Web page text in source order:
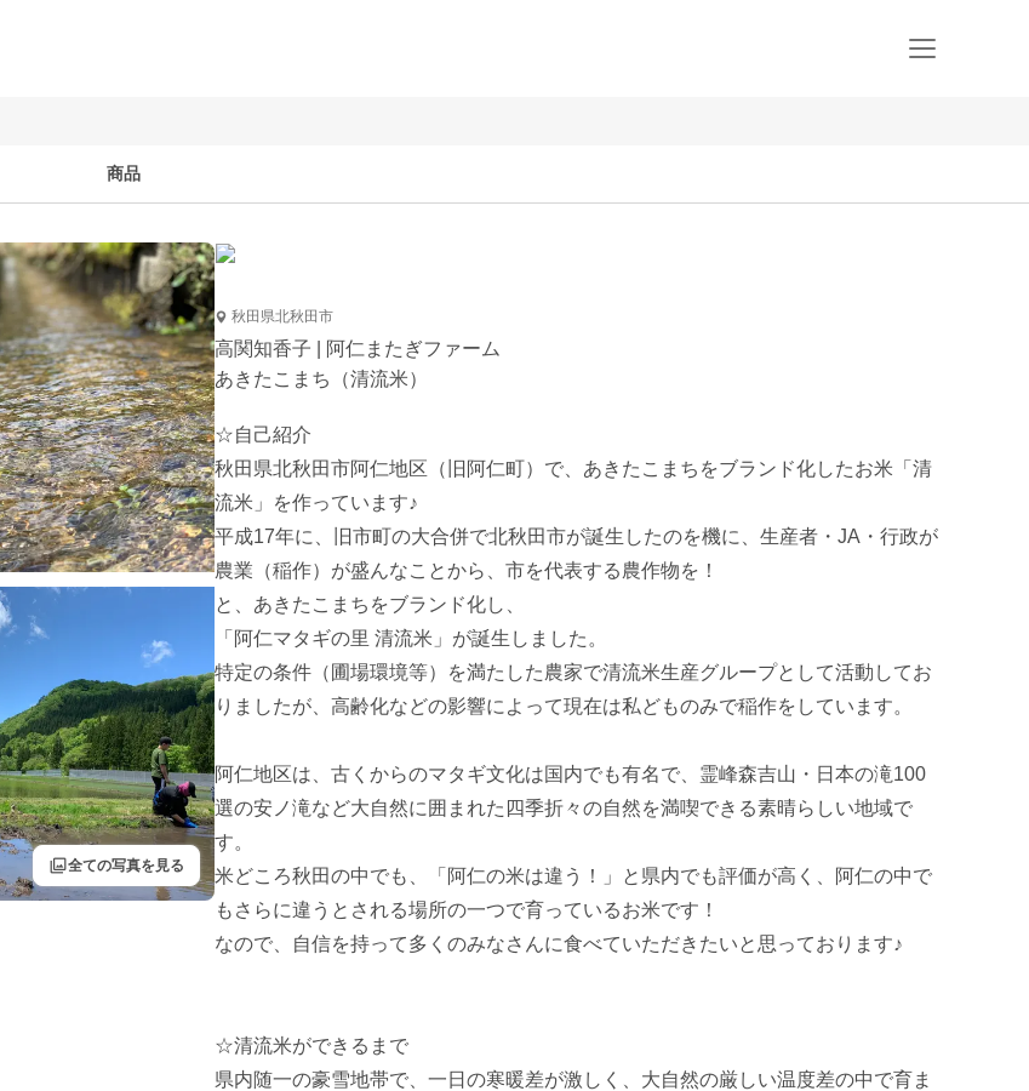
商品
filter全ての写真を見る
秋田県北秋田市
高関知香子 | 阿仁またぎファーム
あきたこまち（清流米）
☆自己紹介
秋田県北秋田市阿仁地区（旧阿仁町）で、あきたこまちをブランド化したお米「清
流米」を作っています♪
平成17年に、旧市町の大合併で北秋田市が誕生したのを機に、生産者・JA・行政が
農業（稲作）が盛んなことから、市を代表する農作物を！
と、あきたこまちをブランド化し、
「阿仁マタギの里 清流米」が誕生しました。
特定の条件（圃場環境等）を満たした農家で清流米生産グループとして活動してお
りましたが、高齢化などの影響によって現在は私どものみで稲作をしています。
阿仁地区は、古くからのマタギ文化は国内でも有名で、霊峰森吉山・日本の滝100
選の安ノ滝など大自然に囲まれた四季折々の自然を満喫できる素晴らしい地域で
す。
米どころ秋田の中でも、「阿仁の米は違う！」と県内でも評価が高く、阿仁の中で
もさらに違うとされる場所の一つで育っているお米です！
なので、自信を持って多くのみなさんに食べていただきたいと思っております♪
☆清流米ができるまで
県内随一の豪雪地帯で、一日の寒暖差が激しく、大自然の厳しい温度差の中で育ま